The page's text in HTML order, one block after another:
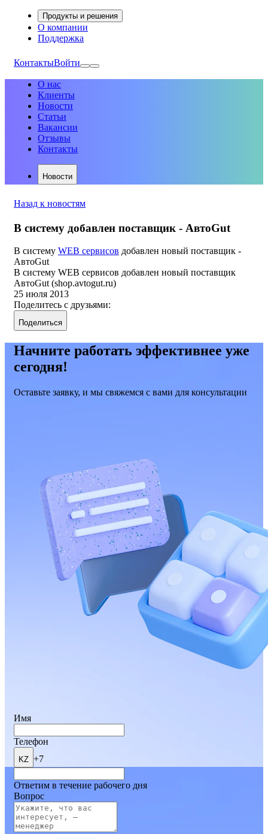
Продукты и решения
О компании
Поддержка
КонтактыВойти
О нас
Клиенты
Новости
Статьи
Вакансии
Отзывы
Контакты
Новости
Назад к новостям
В систему добавлен поставщик - АвтоGut
В систему WEB сервисов добавлен новый поставщик -
АвтоGut
В систему WEB сервисов добавлен новый поставщик
АвтоGut (shop.avtogut.ru)
25 июля 2013
Поделитесь с друзьями:
Поделиться
Начните работать эффективнее уже
сегодня!
Оставьте заявку, и мы свяжемся с вами для консультации
Имя
Телефон
KZ +7
Ответим в течение рабочего дня
Вопрос